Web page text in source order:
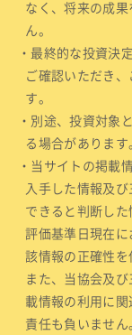
なく、将来の成
ん。
・最終的な投資決
ご確認いただき
す。
・別途、投資対象
る場合があります
・当サイトの掲載
入手した情報及
できると判断し
評価基準日現在に
該情報の正確性を
また、当協会及
載情報の利用に
責任も負いません